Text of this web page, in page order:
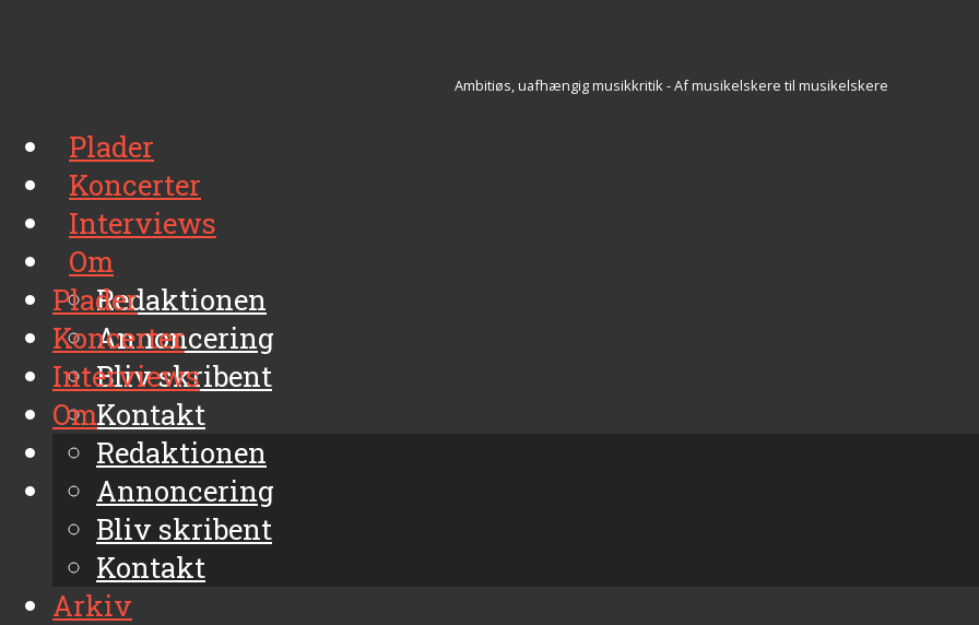
Ambitiøs, uafhængig musikkritik - Af musikelskere til musikelskere
Plader
Koncerter
Interviews
Om
Redaktionen
Annoncering
Bliv skribent
Kontakt
Arkiv
Plader
Koncerter
Interviews
Om
Redaktionen
Annoncering
Bliv skribent
Kontakt
Arkiv